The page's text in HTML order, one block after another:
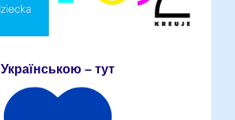
Українською – тут